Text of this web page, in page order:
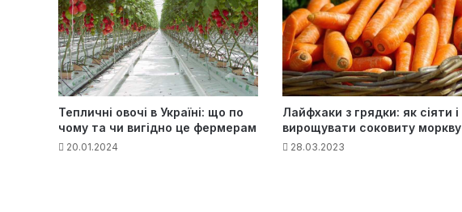
Тепличні овочі в Україні: що по
чому та чи вигідно це фермерам
20.01.2024
Лайфхаки з грядки: як сіяти і
вирощувати соковиту моркву
28.03.2023